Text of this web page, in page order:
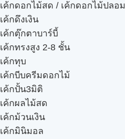
เค้กดอกไม้สด / เค้กดอกไม้ปลอม
เค้กดึงเงิน
เค้กตุ๊กตาบาร์บี้
เค้กทรงสูง 2-8 ชั้น
เค้กทุบ
เค้กบีบครีมดอกไม้
เค้กปั้น3มิติ
เค้กผลไม้สด
เค้กม้วนเงิน
เค้กมินิมอล